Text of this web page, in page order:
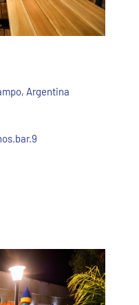
Argentina